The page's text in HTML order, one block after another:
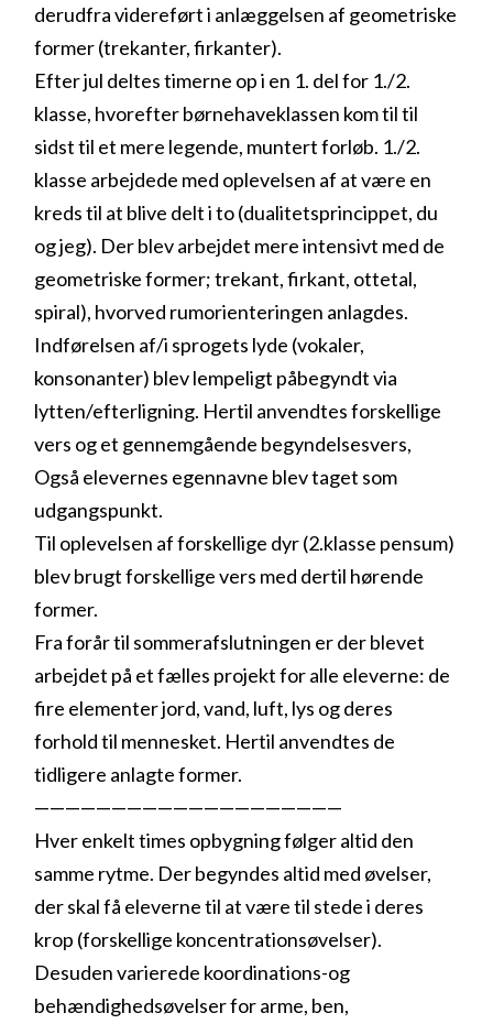
derudfra videreført i anlæggelsen af geometriske
former (trekanter, firkanter).
Efter jul deltes timerne op i en 1. del for 1./2.
klasse, hvorefter børnehaveklassen kom til til
sidst til et mere legende, muntert forløb. 1./2.
klasse arbejdede med oplevelsen af at være en
kreds til at blive delt i to (dualitetsprincippet, du
og jeg). Der blev arbejdet mere intensivt med de
geometriske former; trekant, firkant, ottetal,
spiral), hvorved rumorienteringen anlagdes.
Indførelsen af/i sprogets lyde (vokaler,
konsonanter) blev lempeligt påbegyndt via
lytten/efterligning. Hertil anvendtes forskellige
vers og et gennemgående begyndelsesvers,
Også elevernes egennavne blev taget som
udgangspunkt.
Til oplevelsen af forskellige dyr (2.klasse pensum)
blev brugt forskellige vers med dertil hørende
former.
Fra forår til sommerafslutningen er der blevet
arbejdet på et fælles projekt for alle eleverne: de
fire elementer jord, vand, luft, lys og deres
forhold til mennesket. Hertil anvendtes de
tidligere anlagte former.
————————————————————
Hver enkelt times opbygning følger altid den
samme rytme. Der begyndes altid med øvelser,
der skal få eleverne til at være til stede i deres
krop (forskellige koncentrationsøvelser).
Desuden varierede koordinations-og
behændighedsøvelser for arme, ben,